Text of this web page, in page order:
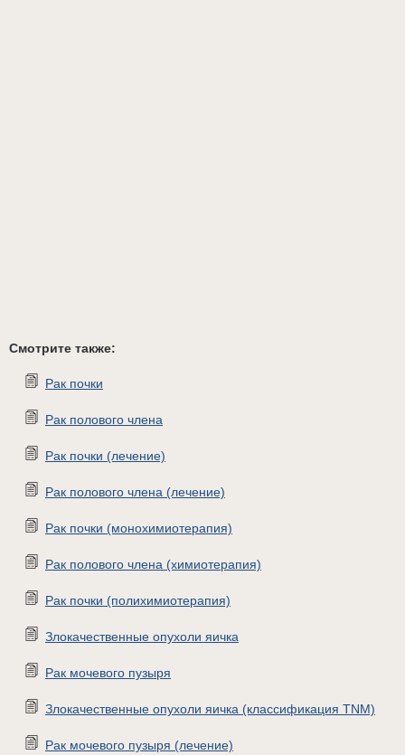
Смотрите также:
Рак почки
Рак полового члена
Рак почки (лечение)
Рак полового члена (лечение)
Рак почки (монохимиотерапия)
Рак полового члена (химиотерапия)
Рак почки (полихимиотерапия)
Злокачественные опухоли яичка
Рак мочевого пузыря
Злокачественные опухоли яичка (классификация TNM)
Рак мочевого пузыря (лечение)